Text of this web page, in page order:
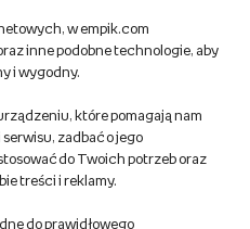
w aplikacji. Pobierz i
Dowiedz się więcej
w empik.com
inne podobne technologie, aby
i wygodny.
które pomagają nam
zadbać o jego
do Twoich potrzeb oraz
treści i reklamy.
do prawidłowego